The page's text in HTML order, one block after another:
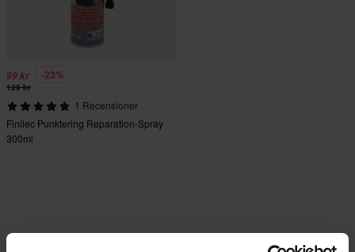
99 kr -23%
129 kr
1 Recensioner
Finilec Punktering Reparation-Spray
300ml